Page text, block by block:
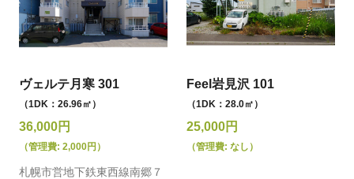
ヴェルテ月寒 301
（1DK：26.96㎡）
36,000円
（管理費: 2,000円）
札幌市営地下鉄東西線南郷７
Feel岩見沢 101
（1DK：28.0㎡）
25,000円
（管理費: なし）